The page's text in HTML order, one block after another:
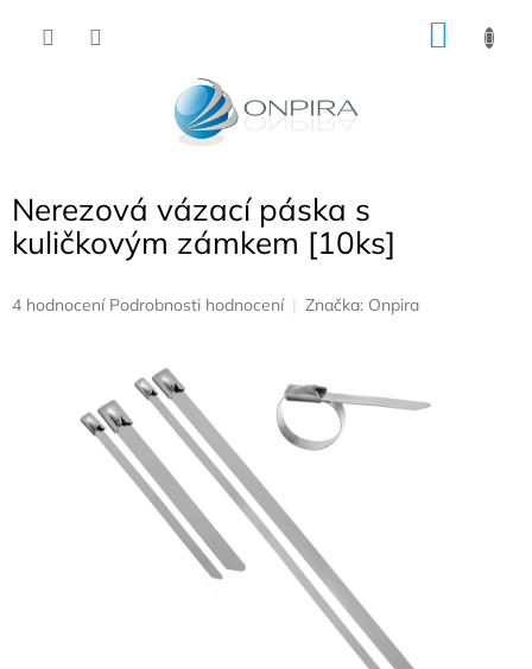
Nerezová vázací páska s
kuličkovým zámkem [10ks]
Průměrné
4 hodnocení Podrobnosti hodnocení Značka: Onpira